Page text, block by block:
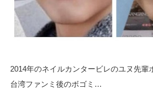
2014年のネイルカンタービレのユヌ先輩
台湾ファンミ後のボゴミ…